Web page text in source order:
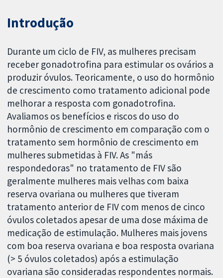
Introdução
Durante um ciclo de FIV, as mulheres precisam
receber gonadotrofina para estimular os ovários a
produzir óvulos. Teoricamente, o uso do hormônio
de crescimento como tratamento adicional pode
melhorar a resposta com gonadotrofina.
Avaliamos os benefícios e riscos do uso do
hormônio de crescimento em comparação com o
tratamento sem hormônio de crescimento em
mulheres submetidas à FIV. As "más
respondedoras" no tratamento de FIV são
geralmente mulheres mais velhas com baixa
reserva ovariana ou mulheres que tiveram
tratamento anterior de FIV com menos de cinco
óvulos coletados apesar de uma dose máxima de
medicação de estimulação. Mulheres mais jovens
com boa reserva ovariana e boa resposta ovariana
(> 5 óvulos coletados) após a estimulação
ovariana são consideradas respondentes normais.